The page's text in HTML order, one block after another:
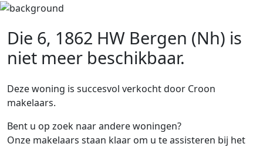
Die 6, 1862 HW Bergen (Nh) is
niet meer beschikbaar.
Deze woning is succesvol verkocht door Croon
makelaars.
Bent u op zoek naar andere woningen?
Onze makelaars staan klaar om u te assisteren bij het